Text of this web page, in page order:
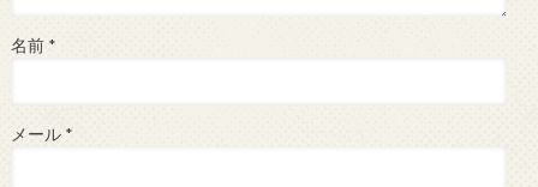
名前 *
メール *